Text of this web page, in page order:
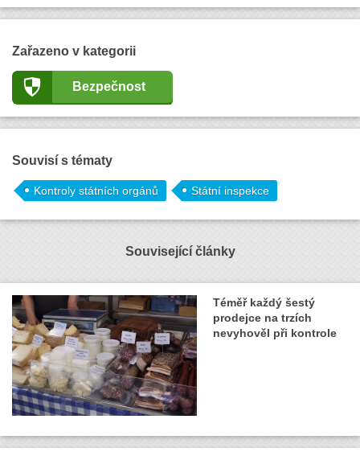
Zařazeno v kategorii
Bezpečnost
Souvisí s tématy
Kontroly státních orgánů Státní inspekce
Související články
Téměř každý šestý
prodejce na trzích
nevyhověl při kontrole